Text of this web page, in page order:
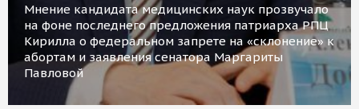
Мнение кандидата медицинских наук прозвучало
на фоне последнего предложения патриарха РПЦ
Кирилла о федеральном запрете на «склонение» к
абортам и заявления сенатора Маргариты
Павловой